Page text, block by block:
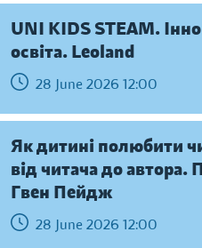
UNI KIDS STEAM.
освіта. Leoland
28 June 2026 12:00
Як дитині полюбити
від читача до автора.
Гвен Пейдж
28 June 2026 12:00